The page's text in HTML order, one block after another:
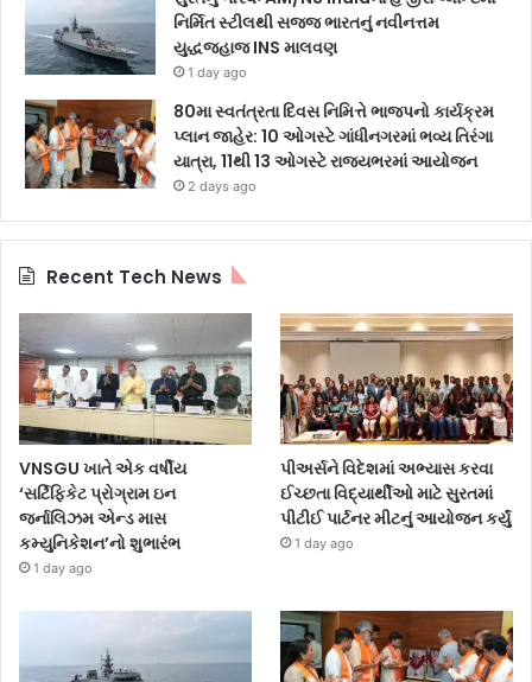
નિર્મિત સ્ટીલથી સજ્જ ભારતનું નવીનત્તમ
યુદ્ધજહાજ INS માલવણ
1 day ago
80મા સ્વતંત્રતા દિવસ નિમિત્તે ભાજપનો કાર્યક્રમ
પ્લાન જાહેર: 10 ઓગસ્ટે ગાંધીનગરમાં ભવ્ય તિરંગા
યાત્રા, 11થી 13 ઓગસ્ટે રાજ્યભરમાં આયોજન
2 days ago
Recent Tech News
VNSGU ખાતે એક વર્ષીય
‘સર્ટિફિકેટ પ્રોગ્રામ ઇન
જર્નાલિઝમ એન્ડ માસ
કમ્યુનિકેશન’નો શુભારંભ
1 day ago
પીઅર્સને વિદેશમાં અભ્યાસ કરવા
ઈચ્છતા વિદ્યાર્થીઓ માટે સુરતમાં
પીટીઈ પાર્ટનર મીટનું આયોજન કર્યું
1 day ago